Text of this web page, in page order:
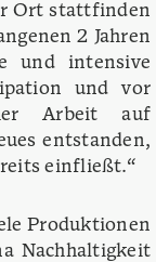
Ort stattfinden
2 Jahren
und intensive
und vor
Arbeit auf
entstanden,
einfließt.“
Produktionen
Nachhaltigkeit